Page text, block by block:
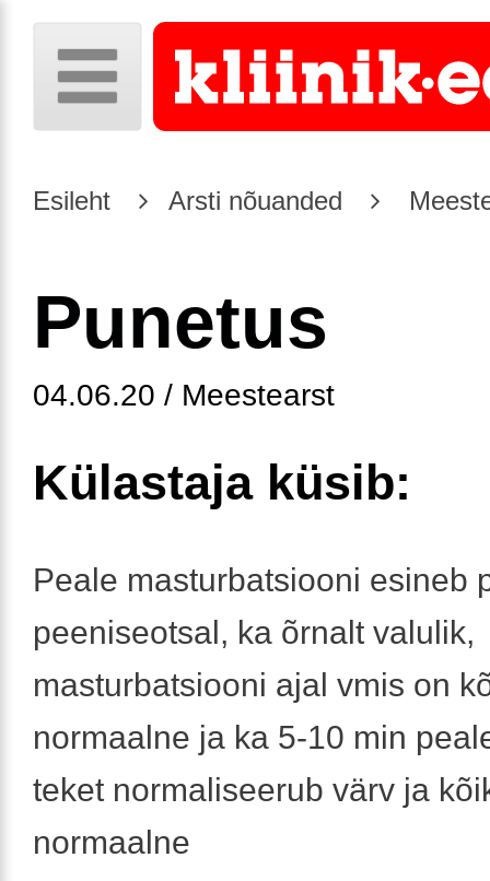
Esileht Arsti nõuanded
Punetus
04.06.20 / Meestearst
Külastaja küsib:
Peale masturbatsiooni esineb
peeniseotsal, ka õrnalt valulik,
masturbatsiooni ajal vmis on
normaalne ja ka 5-10 min
teket normaliseerub värv ja
normaalne